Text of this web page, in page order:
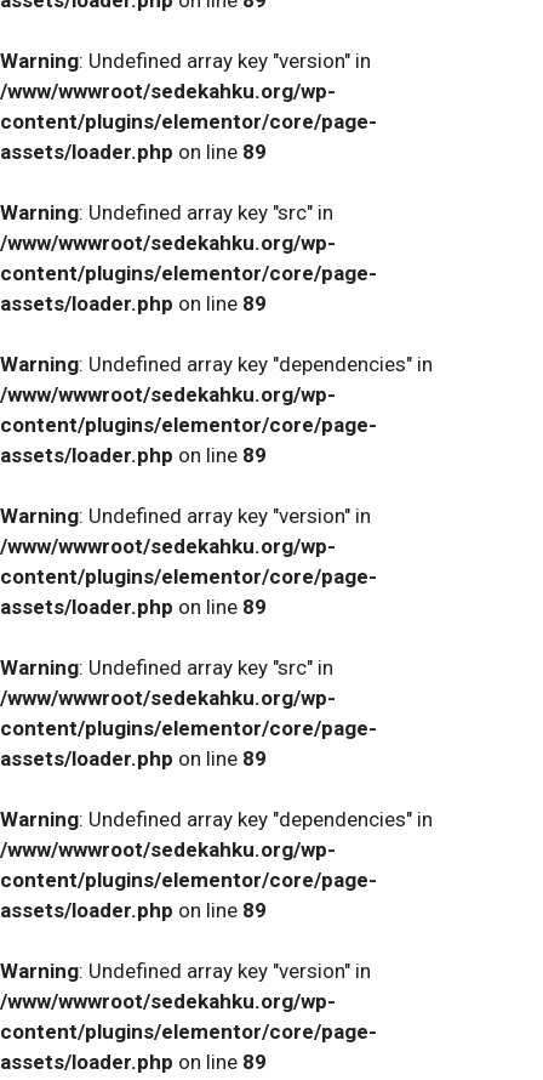
Warning: Undefined array key "version" in
/www/wwwroot/sedekahku.org/wp-
content/plugins/elementor/core/page-
assets/loader.php on line 89
Warning: Undefined array key "src" in
/www/wwwroot/sedekahku.org/wp-
content/plugins/elementor/core/page-
assets/loader.php on line 89
Warning: Undefined array key "dependencies" in
/www/wwwroot/sedekahku.org/wp-
content/plugins/elementor/core/page-
assets/loader.php on line 89
Warning: Undefined array key "version" in
/www/wwwroot/sedekahku.org/wp-
content/plugins/elementor/core/page-
assets/loader.php on line 89
Warning: Undefined array key "src" in
/www/wwwroot/sedekahku.org/wp-
content/plugins/elementor/core/page-
assets/loader.php on line 89
Warning: Undefined array key "dependencies" in
/www/wwwroot/sedekahku.org/wp-
content/plugins/elementor/core/page-
assets/loader.php on line 89
Warning: Undefined array key "version" in
/www/wwwroot/sedekahku.org/wp-
content/plugins/elementor/core/page-
assets/loader.php on line 89